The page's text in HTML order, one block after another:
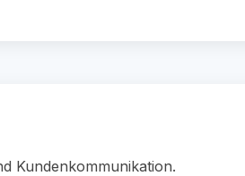
Kundenkommunikation.